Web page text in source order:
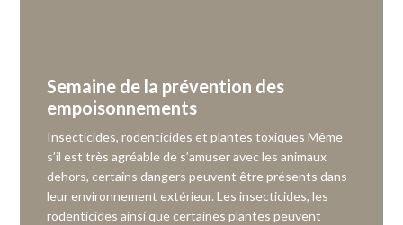
Semaine de la prévention des
empoisonnements
Insecticides, rodenticides et plantes toxiques Même
s’il est très agréable de s’amuser avec les animaux
dehors, certains dangers peuvent être présents dans
leur environnement extérieur. Les insecticides, les
rodenticides ainsi que certaines plantes peuvent